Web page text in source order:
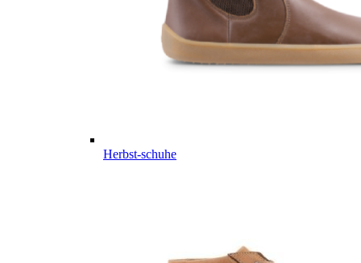
Herbst-schuhe